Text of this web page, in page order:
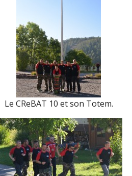
Le CReBAT 10 et son Totem.